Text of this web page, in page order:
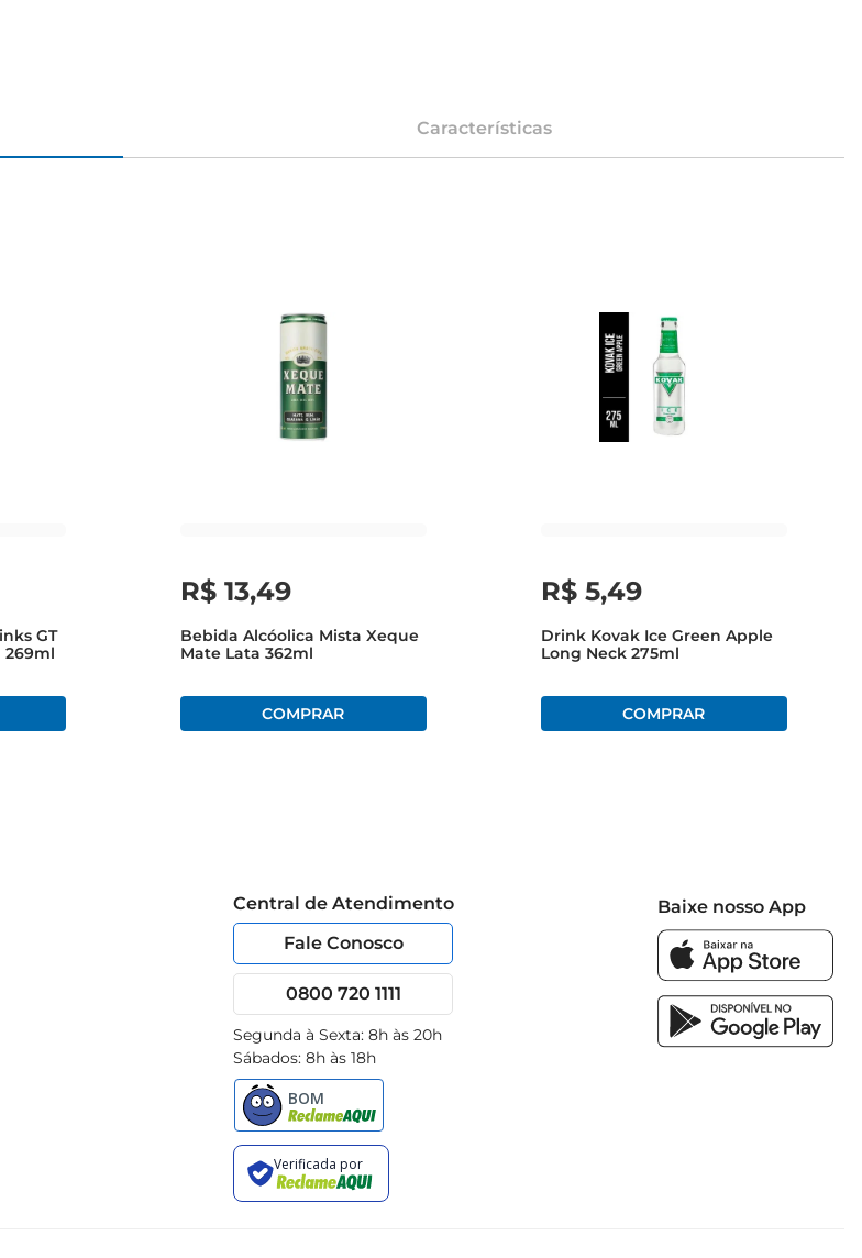
Características
GT
269ml
R$ 13,49
Bebida Alcóolica Mista Xeque
Mate Lata 362ml
R$ 5,49
Drink Kovak Ice Green Apple
Long Neck 275ml
Central de Atendimento
Fale Conosco
0800 720 1111
Segunda à Sexta: 8h às 20h
Sábados: 8h às 18h
Baixe nosso App